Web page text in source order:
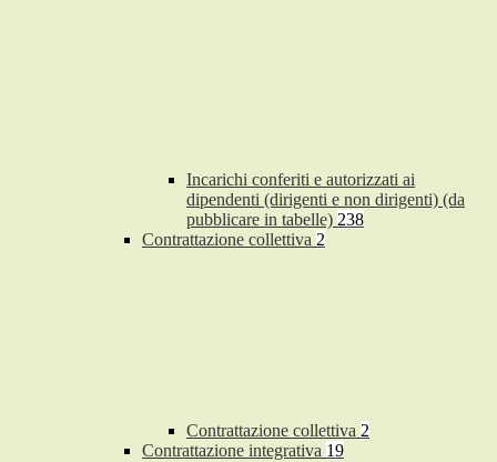
Incarichi conferiti e autorizzati ai
dipendenti (dirigenti e non dirigenti) (da
pubblicare in tabelle) 238
Contrattazione collettiva 2
Contrattazione collettiva 2
Contrattazione integrativa 19